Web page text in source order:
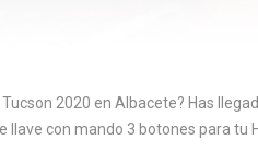
2020 en Albacete? Has
con mando 3 botones para tu